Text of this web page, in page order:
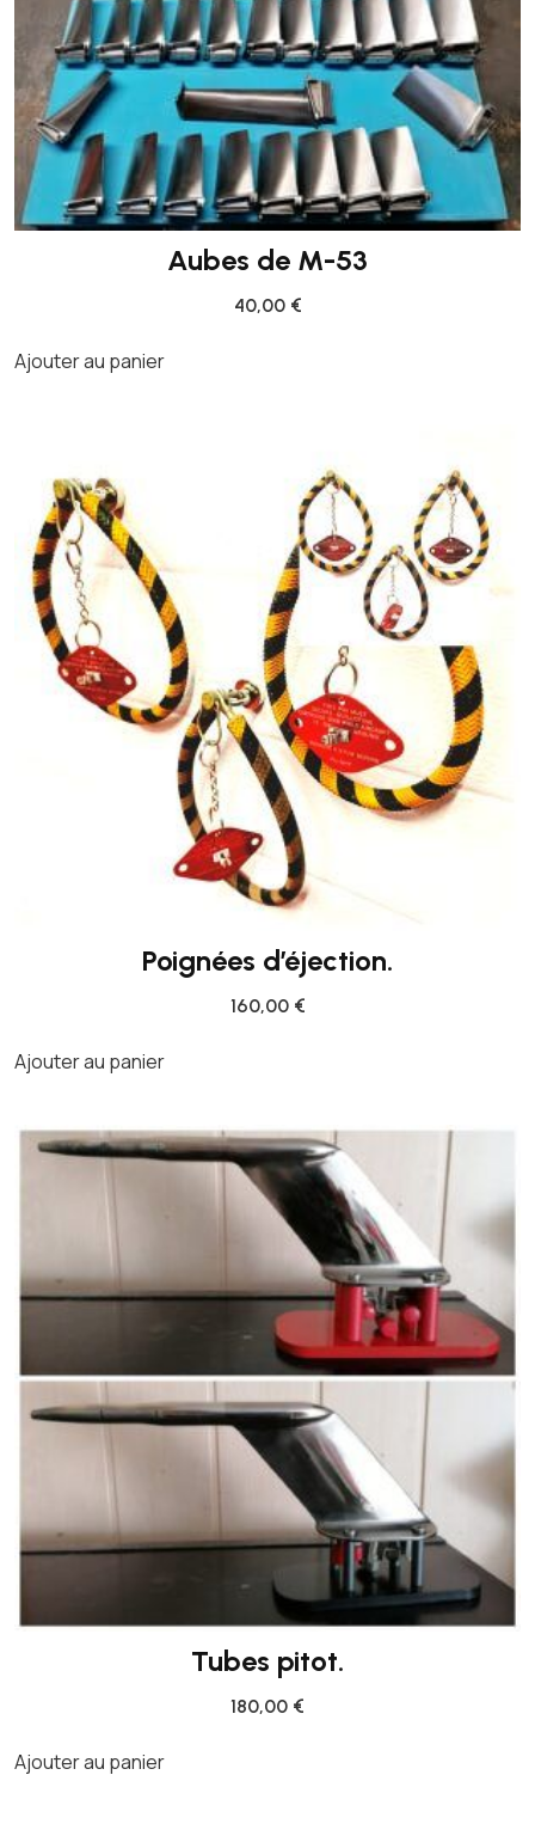
Aubes de M-53
40,00 €
Ajouter au panier
Poignées d’éjection.
160,00 €
Ajouter au panier
Tubes pitot.
180,00 €
Ajouter au panier